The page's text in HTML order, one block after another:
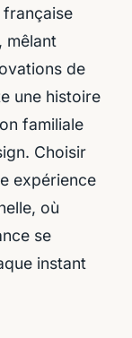
française
mêlant
de
une histoire
familiale
Choisir
expérience
où
se
instant